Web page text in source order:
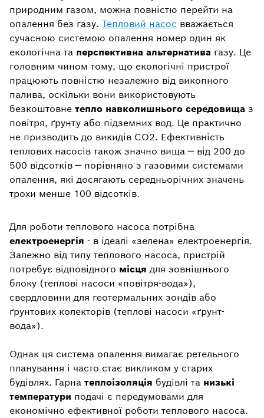
природним газом, можна повністю перейти на
опалення без газу. Тепловий насос вважається
сучасною системою опалення номер один як
екологічна та перспективна альтернатива газу. Це
головним чином тому, що екологічні пристрої
працюють повністю незалежно від викопного
палива, оскільки вони використовують
безкоштовне тепло навколишнього середовища з
повітря, ґрунту або підземних вод. Це практично
не призводить до викидів CO2. Ефективність
теплових насосів також значно вища — від 200 до
500 відсотків — порівняно з газовими системами
опалення, які досягають середньорічних значень
трохи менше 100 відсотків.
Для роботи теплового насоса потрібна
електроенергія - в ідеалі «зелена» електроенергія.
Залежно від типу теплового насоса, пристрій
потребує відповідного місця для зовнішнього
блоку (теплові насоси «повітря-вода»),
свердловини для геотермальних зондів або
ґрунтових колекторів (теплові насоси «ґрунт-
вода»).
Однак ця система опалення вимагає ретельного
планування і часто стає викликом у старих
будівлях. Гарна теплоізоляція будівлі та низькі
температури подачі є передумовами для
економічно ефективної роботи теплового насоса.